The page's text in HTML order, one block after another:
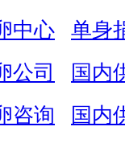
中心
单身
公司
国内
咨询
国内